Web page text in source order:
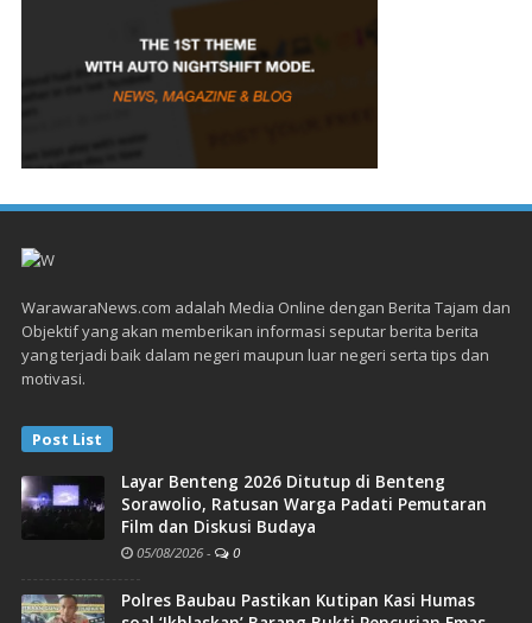
WarawaraNews.com adalah Media Online dengan Berita Tajam dan
Objektif yang akan memberikan informasi seputar berita berita
yang terjadi baik dalam negeri maupun luar negeri serta tips dan
motivasi.
Post List
Layar Benteng 2026 Ditutup di Benteng
Sorawolio, Ratusan Warga Padati Pemutaran
Film dan Diskusi Budaya
05/08/2026 - 0
Polres Baubau Pastikan Kutipan Kasi Humas